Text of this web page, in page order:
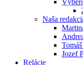
Naša
Jozef
Relácie